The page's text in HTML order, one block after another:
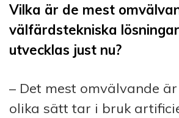
Vilka är de mest
välfärdstekniska
utvecklas just nu?
– Det mest omvälvande
olika sätt tar i bruk